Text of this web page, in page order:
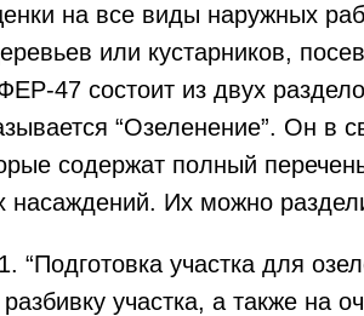
на все виды наружных
или кустарников,
47 состоит из двух
“Озеленение”. Он в
содержат полный
насаждений. Их можно
“Подготовка участка для
участка, а также на